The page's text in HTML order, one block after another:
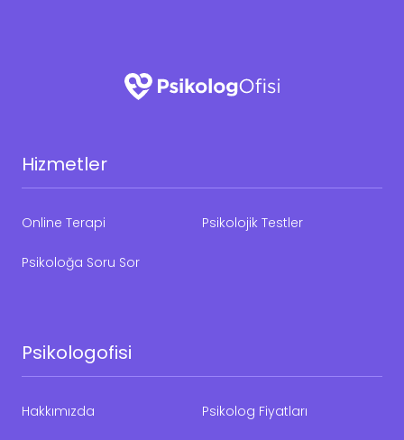
Hizmetler
Online Terapi Psikolojik Testler
Psikoloğa Soru Sor
Psikologofisi
Hakkımızda Psikolog Fiyatları